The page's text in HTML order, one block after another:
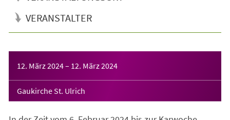
VERANSTALTER
12. März 2024– 12. März 2024
Gaukirche St. Ulrich